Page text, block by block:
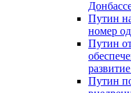
Путин
номер
Путин
Путин